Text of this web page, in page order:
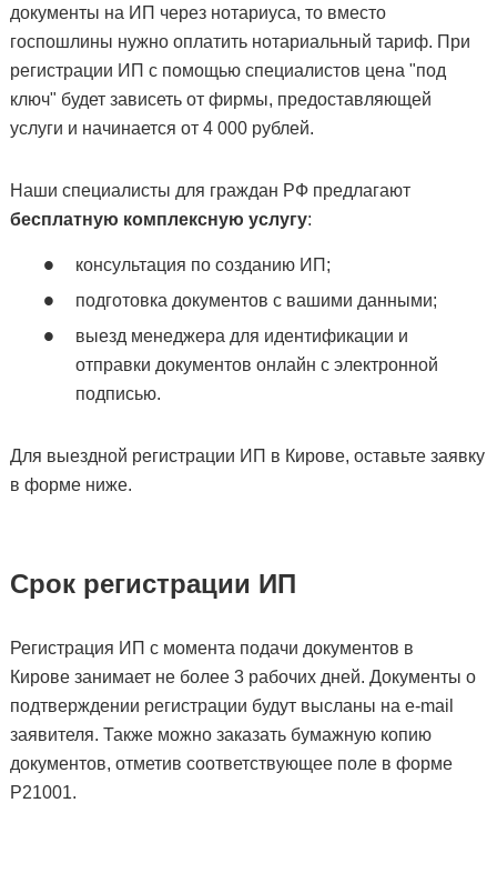
документы на ИП через нотариуса, то вместо
госпошлины нужно оплатить нотариальный тариф. При
регистрации ИП с помощью специалистов цена "под
ключ" будет зависеть от фирмы, предоставляющей
услуги и начинается от 4 000 рублей.
Наши специалисты для граждан РФ предлагают
бесплатную комплексную услугу:
консультация по созданию ИП;
подготовка документов с вашими данными;
выезд менеджера для идентификации и
отправки документов онлайн с электронной
подписью.
Для выездной регистрации ИП в Кирове, оставьте заявку
в форме ниже.
Срок регистрации ИП
Регистрация ИП с момента подачи документов в
Кирове занимает не более 3 рабочих дней. Документы о
подтверждении регистрации будут высланы на e-mail
заявителя. Также можно заказать бумажную копию
документов, отметив соответствующее поле в форме
Р21001.